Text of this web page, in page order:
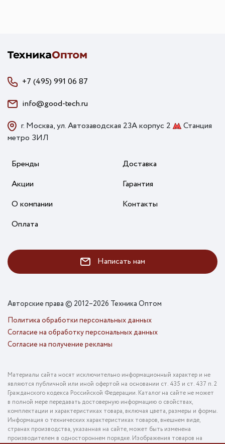
+7 (495) 991 06 87
info@good-tech.ru
г. Москва, ул. Автозаводская 23А корпус 2
Станция
метро ЗИЛ
Бренды
Акции
О компании
Оплата
Доставка
Гарантия
Контакты
Написать нам
Авторские права © 2012–2026 Техника Оптом
Политика обработки персональных данных
Согласие на обработку персональных данных
Согласие на получение рекламы
Материалы сайта носят исключительно информационный характер и не
являются публичной или иной офертой на основании ст. 435 и ст. 437 п. 2
Гражданского кодекса Российской Федерации. Каталог на сайте не может
в полной мере передавать достоверную информацию о свойствах,
комплектации и характеристиках товара, включая цвета, размеры и формы.
Информация о технических характеристиках товаров, внешнем виде,
странах производства, указанная на сайте, может быть изменена
производителем в одностороннем порядке. Изображения товаров на